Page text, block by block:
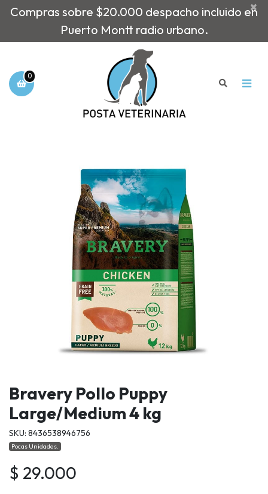
Compras sobre $20.000 despacho incluido en
Puerto Montt radio urbano.
×
0
Bravery Pollo Puppy
Large/Medium 4 kg
SKU: 8436538946756
Pocas Unidades.
$ 29.000